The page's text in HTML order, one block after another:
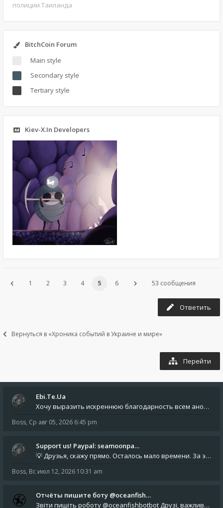
полиции Таиланда
BitchCoin Forum
Main style
Secondary style
Tertiary style
Kiev-X.In Developers
1 2 3 4 5 6 53 сообщения
Ответить
Вернуться в «Хроника событий в Украине и мире»
Перейти
Ebi.Te.Ua
Хочу выразить искреннюю благодарность всем анонимным пользователям, которые поддержали наше сообщество финансово. Благод
Boss, Ср авг 05, 2026 6:45 pm
Support us! Paypal: seamoonpa…
💡 Друзья, скажу прямо. Осталось мало времени. За это время нам нужно закрыть последние обязательные расходы: около 500
Boss, Вс июл 12, 2026 10:31 am
Отчёты пишите боту @oceanfish…
Звіти пишіть роботу @oceanfishbotbot Друзі, важливе повідомлення для учасників форума. Основне звернення опублікован